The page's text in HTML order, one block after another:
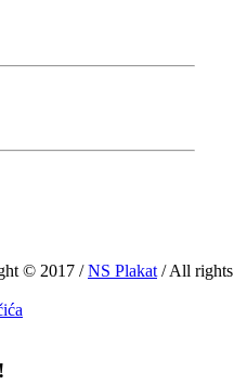
© 2017 /NS Plakat / All rights